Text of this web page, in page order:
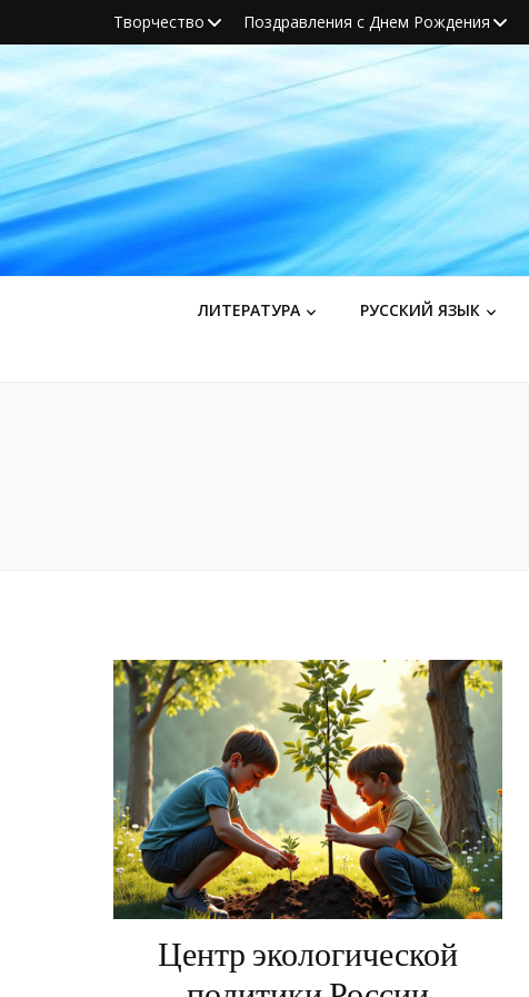
Творчество Поздравления с Днем Рождения
ЛИТЕРАТУРА РУССКИЙ ЯЗЫК
Центр экологической